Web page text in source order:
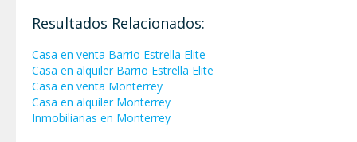
Resultados Relacionados:
Casa en venta Barrio Estrella Elite
Casa en alquiler Barrio Estrella Elite
Casa en venta Monterrey
Casa en alquiler Monterrey
Inmobiliarias en Monterrey